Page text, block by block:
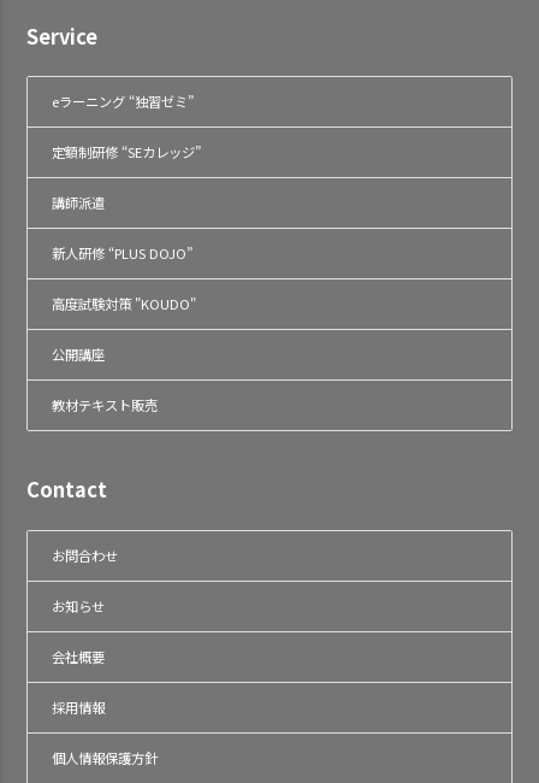
Service
eラーニング “独習ゼミ”
定額制研修 “SEカレッジ”
講師派遣
新人研修 “PLUS DOJO”
高度試験対策 "KOUDO"
公開講座
教材テキスト販売
Contact
お問合わせ
お知らせ
会社概要
採用情報
個人情報保護方針